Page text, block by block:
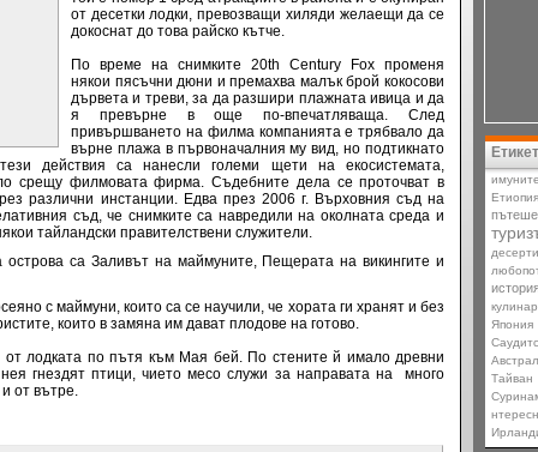
от десетки лодки, превозващи хиляди желаещи да се
докоснат до това райско кътче.
По време на снимките
20th Century Fox променя
някои пясъчни дюни и премахва малък брой кокосови
дървета и треви, за да разшири плажната ивица и да
я превърне в още по-впечатляваща. След
привършването на филма компанията е трябвало да
върне плажа в първоначалния му вид, но подтикнато
действия са нанесли големи щети на екосистемата,
срещу филмовата фирма. Съдебните дела се проточват в
различни инстанции. Едва през 2006 г. Върховния съд на
съд, че снимките са навредили на околната среда и
тайландски правителствени служители.
са Заливът на маймуните, Пещерата на викингите и
с маймуни, които са се научили, че хората ги хранят и без
които в замяна им дават плодове на готово.
лодката по пътя към Мая бей. По стените й имало древни
гнездят птици, чието месо служи за направата на много
от вътре.
Етиопия
десерти
Япония
Тайван